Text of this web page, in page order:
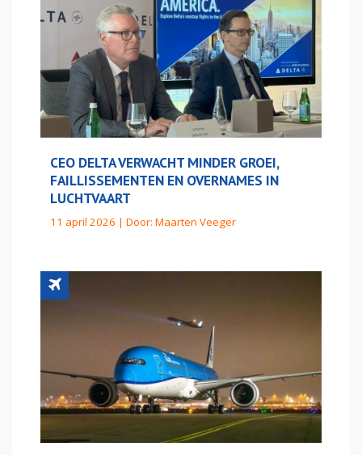
CEO DELTA VERWACHT MINDER GROEI,
FAILLISSEMENTEN EN OVERNAMES IN
LUCHTVAART
11 april 2026 | Door: Maarten Veeger